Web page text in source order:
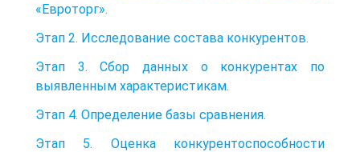
«Евроторг».
Этап 2. Исследование состава конкурентов.
Этап 3. Сбор данных о конкурентах по
выявленным характеристикам.
Этап 4. Определение базы сравнения.
Этап 5. Оценка конкурентоспособности